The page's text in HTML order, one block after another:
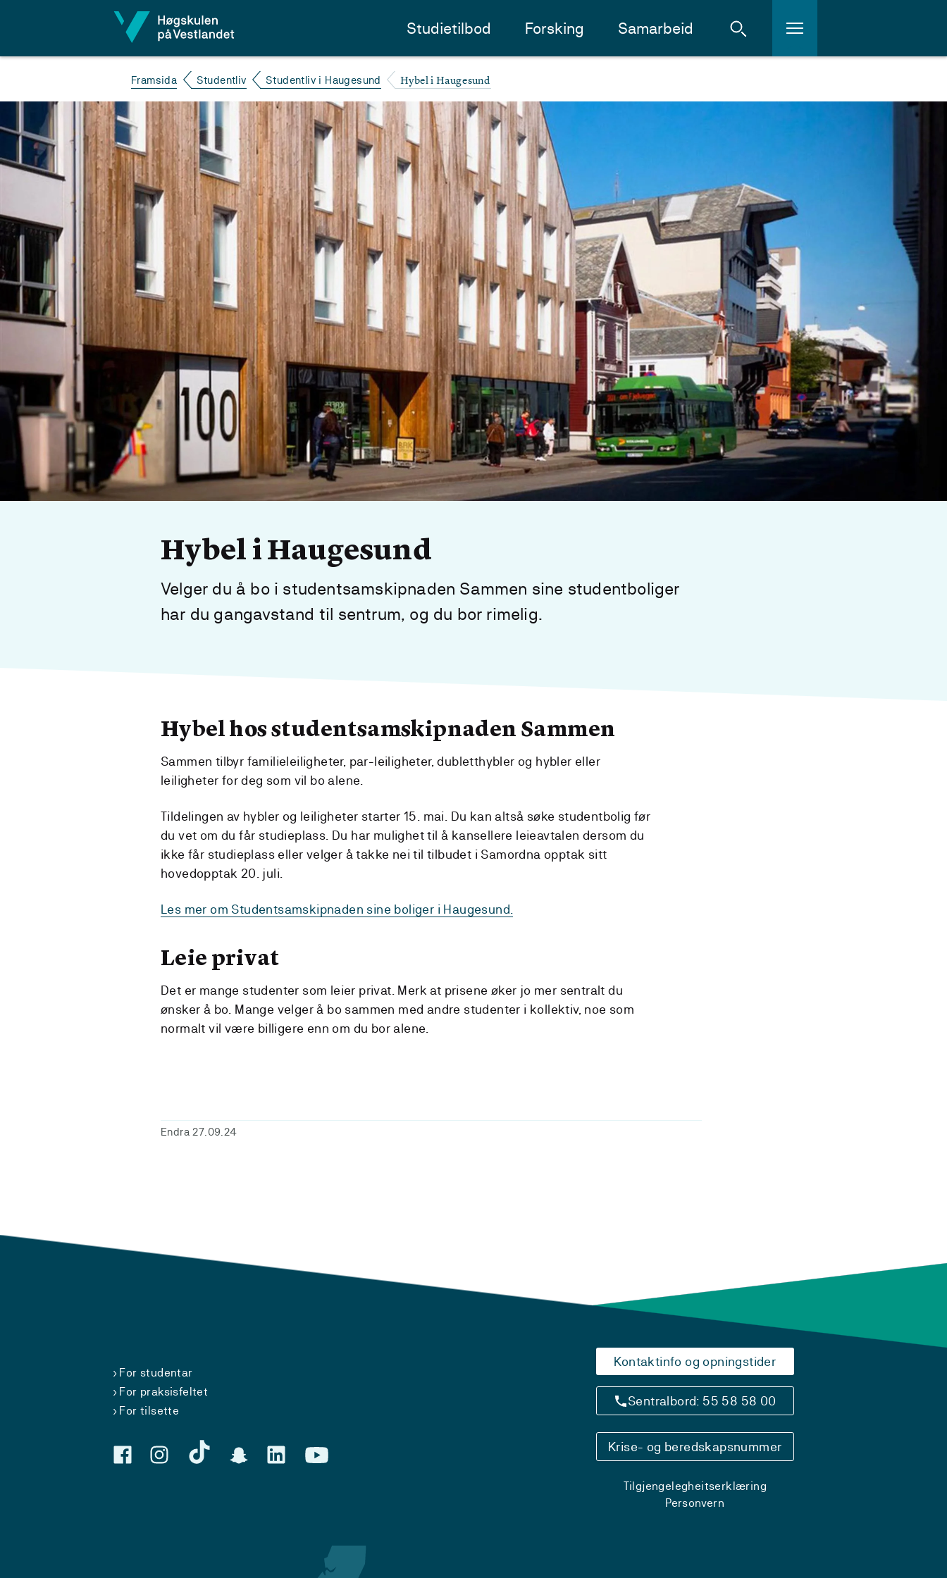
Studietilbod Forsking Samarbeid
Framsida Studentliv Studentliv i Haugesund Hybel i Haugesund
Hybel i Haugesund
Velger du å bo i studentsamskipnaden Sammen sine studentboliger
har du gangavstand til sentrum, og du bor rimelig.
Hybel hos studentsamskipnaden Sammen
Sammen tilbyr familieleiligheter, par-leiligheter, dubletthybler og hybler eller
leiligheter for deg som vil bo alene.
Tildelingen av hybler og leiligheter starter 15. mai. Du kan altså søke studentbolig før
du vet om du får studieplass. Du har mulighet til å kansellere leieavtalen dersom du
ikke får studieplass eller velger å takke nei til tilbudet i Samordna opptak sitt
hovedopptak 20. juli.
Les mer om Studentsamskipnaden sine boliger i Haugesund.
Leie privat
Det er mange studenter som leier privat. Merk at prisene øker jo mer sentralt du
ønsker å bo. Mange velger å bo sammen med andre studenter i kollektiv, noe som
normalt vil være billigere enn om du bor alene.
Endra 27.09.24
For studentar
For praksisfeltet
For tilsette
Kontaktinfo og opningstider
Sentralbord: 55 58 58 00
Krise- og beredskapsnummer
Tilgjengelegheitserklæring
Personvern